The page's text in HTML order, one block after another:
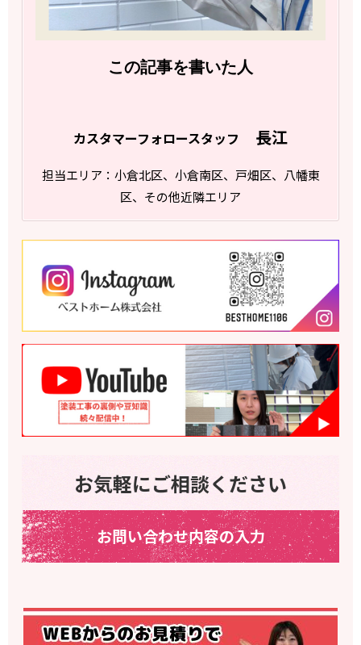
この記事を書いた人
カスタマーフォロースタッフ 長江
担当エリア：小倉北区、小倉南区、戸畑区、八幡東
区、その他近隣エリア
お気軽にご相談ください
お問い合わせ内容の入力